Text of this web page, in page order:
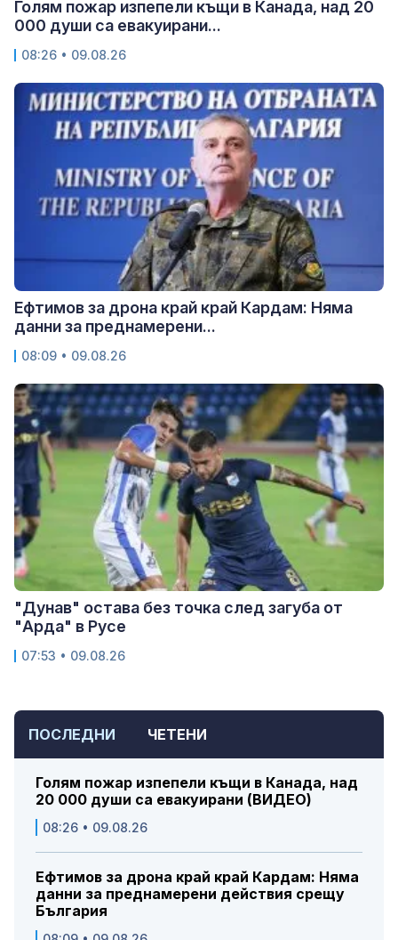
ПОСЛЕДНИ ЧЕТЕНИ
Голям пожар изпепели къщи в Канада, над
20 000 души са евакуирани (ВИДЕО)
08:26 • 09.08.26
Ефтимов за дрона край край Кардам: Няма
данни за преднамерени действия срещу
България
Голям пожар изпепели къщи в Канада, над 20
000 души са евакуирани...
08:26 • 09.08.26
Ефтимов за дрона край край Кардам: Няма
данни за преднамерени...
08:09 • 09.08.26
"Дунав" остава без точка след загуба от
"Арда" в Русе
07:53 • 09.08.26